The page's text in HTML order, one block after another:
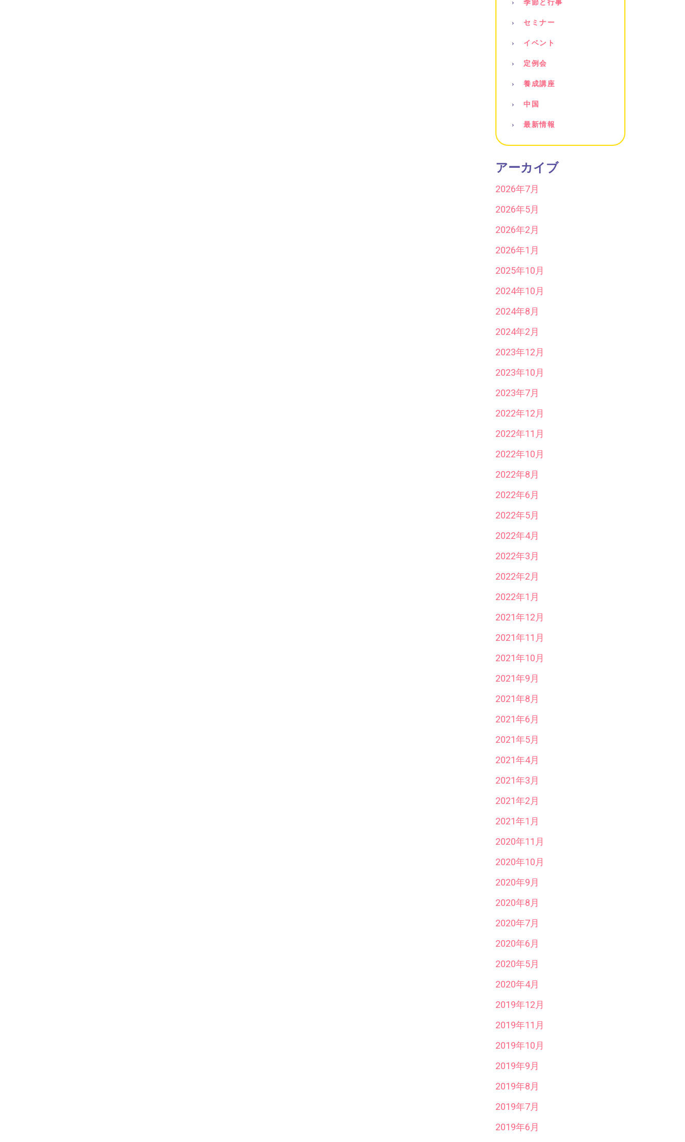
季節と行事
セミナー
イベント
定例会
養成講座
中国
最新情報
アーカイブ
2026年7月
2026年5月
2026年2月
2026年1月
2025年10月
2024年10月
2024年8月
2024年2月
2023年12月
2023年10月
2023年7月
2022年12月
2022年11月
2022年10月
2022年8月
2022年6月
2022年5月
2022年4月
2022年3月
2022年2月
2022年1月
2021年12月
2021年11月
2021年10月
2021年9月
2021年8月
2021年6月
2021年5月
2021年4月
2021年3月
2021年2月
2021年1月
2020年11月
2020年10月
2020年9月
2020年8月
2020年7月
2020年6月
2020年5月
2020年4月
2019年12月
2019年11月
2019年10月
2019年9月
2019年8月
2019年7月
2019年6月